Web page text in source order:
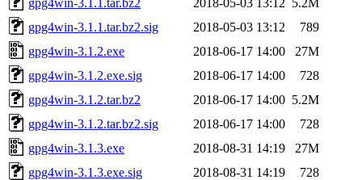
gpg4win-3.1.1.tar.bz2.sig
2018-05-03 13:12
789
gpg4win-3.1.2.exe
2018-06-17 14:00
27M
gpg4win-3.1.2.exe.sig
2018-06-17 14:00
728
gpg4win-3.1.2.tar.bz2
2018-06-17 14:00 5.2M
gpg4win-3.1.2.tar.bz2.sig
2018-06-17 14:00
728
gpg4win-3.1.3.exe
2018-08-31 14:19
27M
gpg4win-3.1.3.exe.sig
2018-08-31 14:19
728